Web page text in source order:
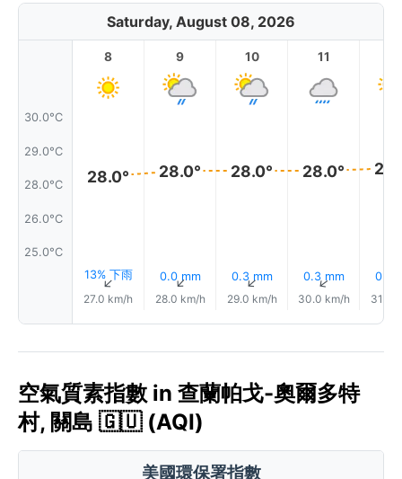
Saturday, August 08, 2026
30.0°C
29.0°C
28.0°C
26.0°C
25.0°C
8
28.0°
13% 下雨
↑
27.0 km/h
9
28.0°
0.0 mm
↑
28.0 km/h
10
28.0°
0.3 mm
↑
29.0 km/h
11
28.0°
0.3 mm
↑
30.0 km/h
0.9
31.0
空氣質素指數 in 查蘭帕戈-奧爾多特
村, 關島 🇬🇺 (AQI)
美國環保署指數